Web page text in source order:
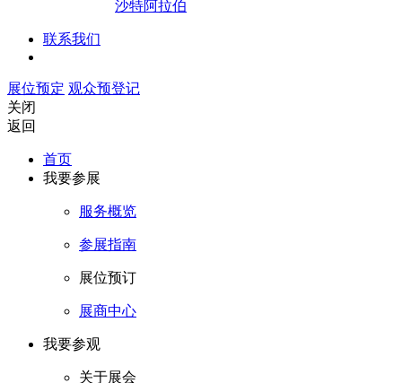
沙特阿拉伯
联系我们
展位预定 观众预登记
关闭
返回
首页
我要参展
服务概览
参展指南
展位预订
展商中心
我要参观
关于展会